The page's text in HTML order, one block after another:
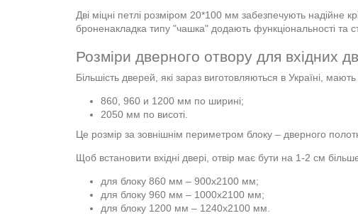
Дві міцні петлі розміром 20*100 мм забезпечують
броненакладка типу "чашка" додають функціональності та
Розміри дверного отвору для вхідних
Більшість дверей, які зараз виготовляються в Україні,
860, 960 и 1200 мм по ширині;
2050 мм по висоті.
Це розмір за зовнішнім периметром блоку – дверного
Щоб встановити вхідні двері, отвір має бути на 1-2 см
для блоку 860 мм – 900х2100 мм;
для блоку 960 мм – 1000х2100 мм;
для блоку 1200 мм – 1240х2100 мм.